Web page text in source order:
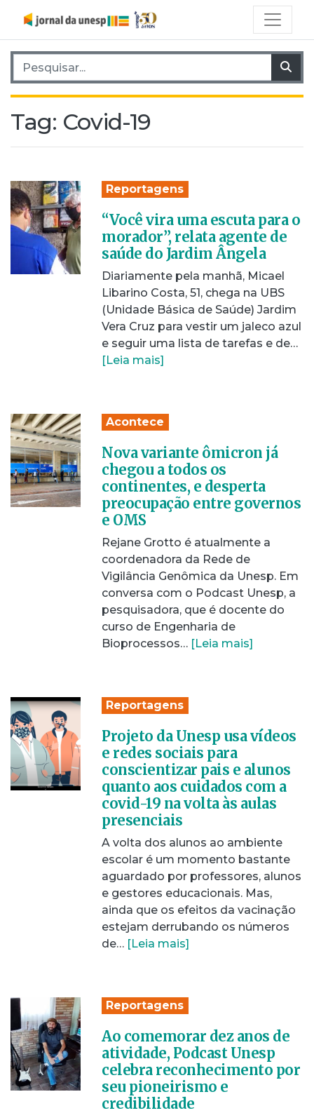
Pesquisar por:
Tag: Covid-19
Reportagens
“Você vira uma escuta para o
morador”, relata agente de
saúde do Jardim Ângela
Diariamente pela manhã, Micael
Libarino Costa, 51, chega na UBS
(Unidade Básica de Saúde) Jardim
Vera Cruz para vestir um jaleco azul
e seguir uma lista de tarefas e de…
[Leia mais]
Acontece
Nova variante ômicron já
chegou a todos os
continentes, e desperta
preocupação entre governos
e OMS
Rejane Grotto é atualmente a
coordenadora da Rede de
Vigilância Genômica da Unesp. Em
conversa com o Podcast Unesp, a
pesquisadora, que é docente do
curso de Engenharia de
Bioprocessos… [Leia mais]
Reportagens
Projeto da Unesp usa vídeos
e redes sociais para
conscientizar pais e alunos
quanto aos cuidados com a
covid-19 na volta às aulas
presenciais
A volta dos alunos ao ambiente
escolar é um momento bastante
aguardado por professores, alunos
e gestores educacionais. Mas,
ainda que os efeitos da vacinação
estejam derrubando os números
de… [Leia mais]
Reportagens
Ao comemorar dez anos de
atividade, Podcast Unesp
celebra reconhecimento por
seu pioneirismo e
credibilidade